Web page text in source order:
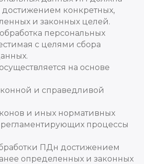
достижением конкретных,
и законных целей.
персональных
с целями сбора
на основе
и справедливой
и иных нормативных
регламентирующих процессы
ПДн достижением
определенных и законных